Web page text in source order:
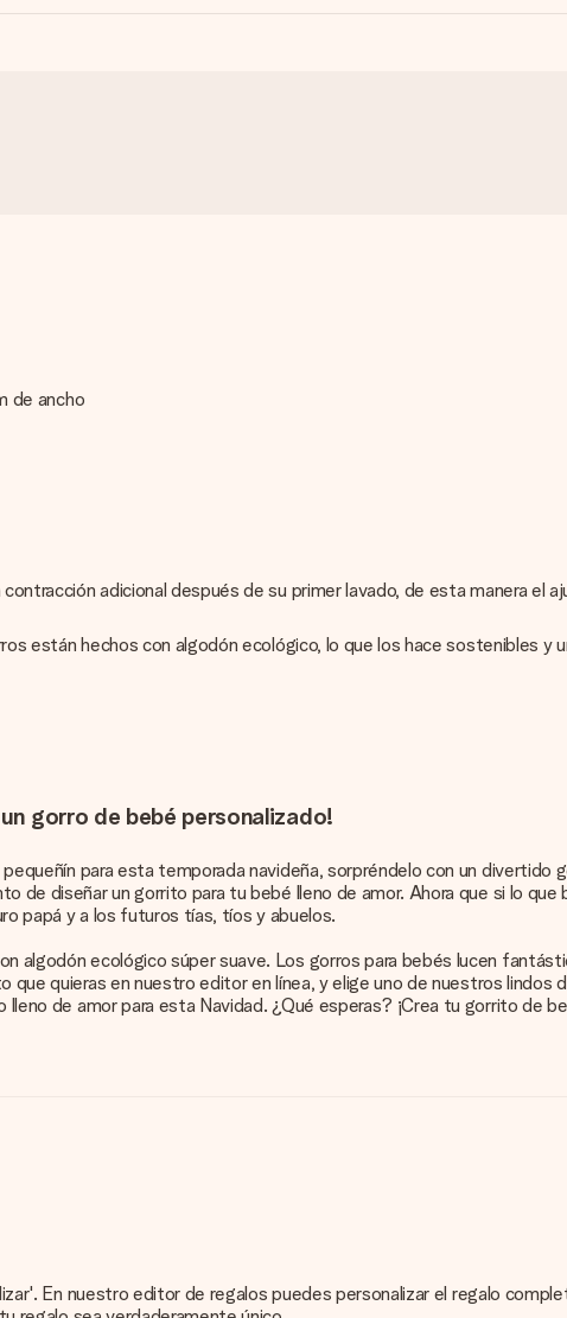
de ancho
adicional después de su primer lavado, de esta manera el
están hechos con algodón ecológico, lo que los hace sostenibles y
gorro de bebé personalizado!
para esta temporada navideña, sorpréndelo con un divertido
de diseñar un gorrito para tu bebé lleno de amor. Ahora que si lo que
papá y a los futuros tías, tíos y abuelos.
ecológico súper suave. Los gorros para bebés lucen
quieras en nuestro editor en línea, y elige uno de nuestros lindos
de amor para esta Navidad. ¿Qué esperas? ¡Crea tu gorrito de
En nuestro editor de regalos puedes personalizar el regalo